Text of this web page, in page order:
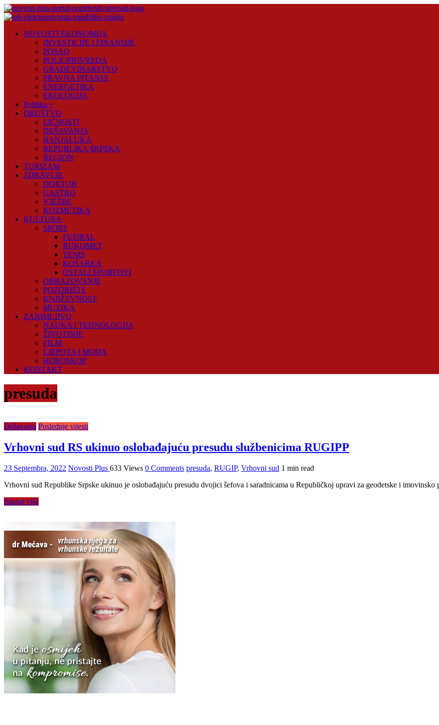
Skip
to
Plus
NOVOSTI EKONOMIJA
INVESTICIJE I FINANSIJE
POSAO
POLJOPRIVREDA
GRAĐEVINARSTVO
PRAVNA PITANJA
ENERGETIKA
EKOLOGIJA
Politika +
DRUŠTVO
LIČNOSTI
DEŠAVANJA
BANJALUKA
REPUBLIKA SRPSKA
REGION
TURIZAM
ZDRAVLJE
DOKTOR
GASTRO
VJEŽBE
KOZMETIKA
KULTURA
SPORT
FUDBAL
RUKOMET
TENIS
KOŠARKA
OSTALI SPORTOVI
OBRAZOVANJE
POZORIŠTE
KNJIŽEVNOST
MUZIKA
ZANIMLJIVO
NAUKA I TEHNOLOGIJA
ŽIVOTINJE
FILM
LJEPOTA I MODA
HOROSKOP
KONTAKT
presuda
Dešavanja Poslednje vijesti
Vrhovni sud RS ukinuo oslobađajuću presudu službenicima RUGIPP
23 Septembra, 2022 Novosti Plus 633 Views 0 Comments presuda, RUGIP, Vrhovni sud 1 min read
Vrhovni sud Republike Srpske ukinuo je oslobađajuću presudu dvojici šefova i saradnicama u Republičkoj upravi za geodetske i imovinsko
Saznaj više